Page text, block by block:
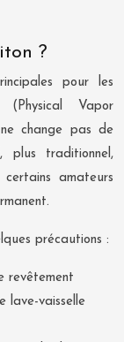
?
pour les
(Physical Vapor
change pas de
plus traditionnel,
amateurs
précautions :
revêtement
lave-vaisselle